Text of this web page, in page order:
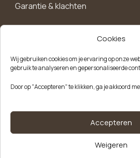
Cookies
Wij gebruiken cookies om je ervaring op onze
gebruik te analyseren en gepersonaliseerde
Door op "Accepteren" te klikken, ga je akkoord
Accepteren
Weigeren
Garantie & klachten
korting!
aanbiedingen, nieuwe producten
Kvk-nummer: 85504947Btw-